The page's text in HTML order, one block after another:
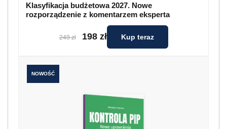
Klasyfikacja budżetowa 2027. Nowe
rozporządzenie z komentarzem eksperta
249 zł 198 zł Kup teraz
NOWOŚĆ